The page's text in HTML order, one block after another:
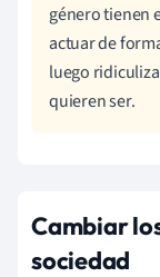
género tienen
actuar de
luego
quieren ser.
Cambiar
sociedad